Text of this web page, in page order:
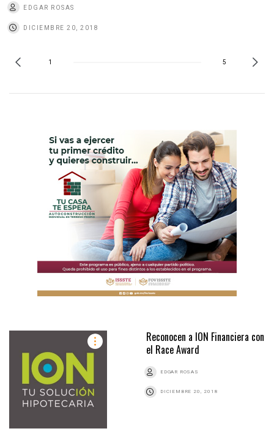
EDGAR ROSAS
DICIEMBRE 20, 2018
1 5
Reconocen a ION Financiera con
el Race Award
EDGAR ROSAS
DICIEMBRE 20, 2018